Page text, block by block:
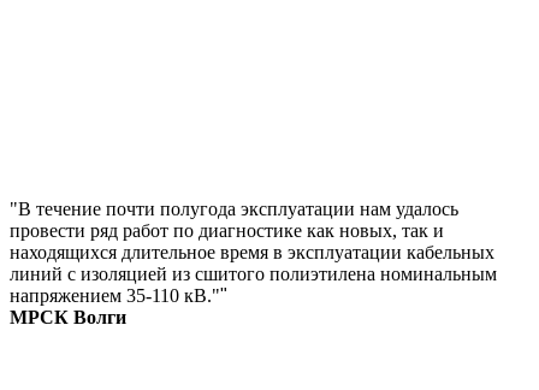
"В течение почти полугода эксплуатации нам удалось
провести ряд работ по диагностике как новых, так и
находящихся длительное время в эксплуатации кабельных
линий с изоляцией из сшитого полиэтилена номинальным
напряжением 35-110 кВ.""
МРСК Волги